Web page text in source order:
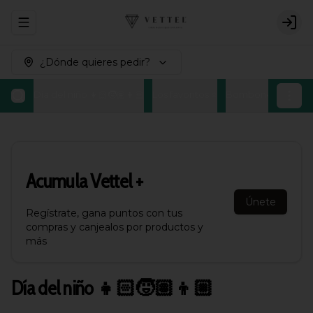
Abrir menu de navegación
¿Dónde quieres pedir?
AcumulaVettel +
Regístrate, gana puntos con tus
compras y canjealos por productos y
más
Únete
Día del niño 👧🏻🧒🏽👦🏼